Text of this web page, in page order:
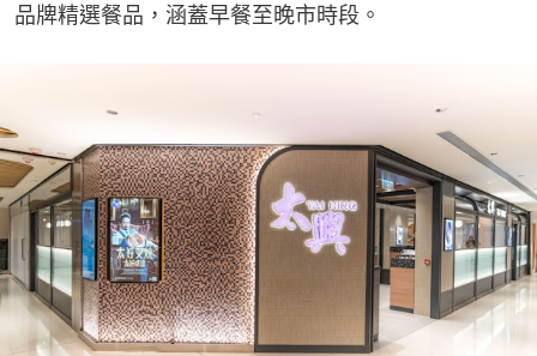
品牌精選餐品，涵蓋早餐至晚市時段。